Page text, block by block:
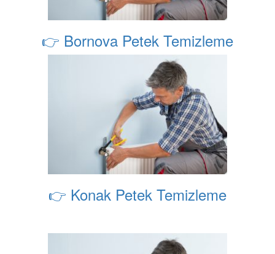
👉 Bornova Petek Temizleme
👉 Konak Petek Temizleme